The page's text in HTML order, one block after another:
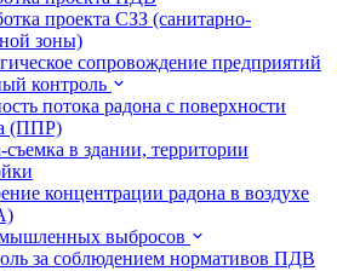
проекта СЗЗ (санитарно-
зоны)
сопровождение предприятий
контроль
потока радона с поверхности
(ППР)
в здании, территории
концентрации радона в воздухе
выбросов
за соблюдением нормативов ПДВ